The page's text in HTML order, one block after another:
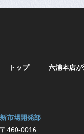
トップ 六浦本店
新市場開発部
〒460-0016